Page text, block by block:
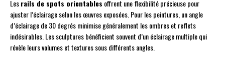
Lesrails de spots orientables offrent une flexibilité précieuse pour
ajuster l’éclairage selon les œuvres exposées. Pour les peintures, un angle
d’éclairage de 30 degrés minimise généralement les ombres et reflets
indésirables. Les sculptures bénéficient souvent d’un éclairage multiple qui
révèle leurs volumes et textures sous différents angles.